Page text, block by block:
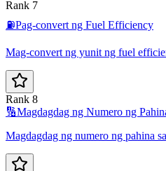
Rank 7
⛽Pag-convert ng Fuel Efficiency
Mag-convert ng yunit ng fuel
Rank 8
🔢Magdagdag ng Numero ng
Magdagdag ng numero ng pahina